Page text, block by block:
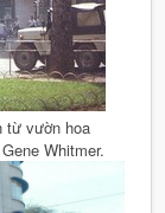
từ vườn hoa
Whitmer.